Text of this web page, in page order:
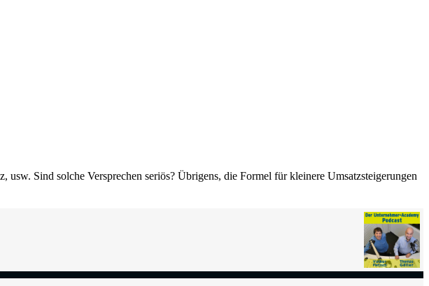
Sind solche Versprechen seriös? Übrigens, die Formel für kleinere Umsatzsteigerungen